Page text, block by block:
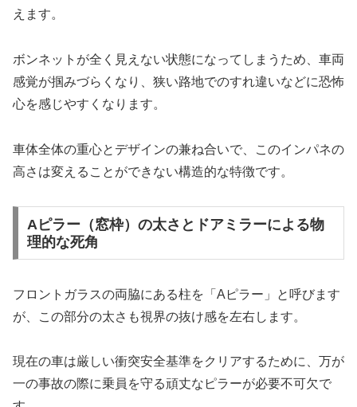
えます。
ボンネットが全く見えない状態になってしまうため、車両
感覚が掴みづらくなり、狭い路地でのすれ違いなどに恐怖
心を感じやすくなります。
車体全体の重心とデザインの兼ね合いで、このインパネの
高さは変えることができない構造的な特徴です。
Aピラー（窓枠）の太さとドアミラーによる物
理的な死角
フロントガラスの両脇にある柱を「Aピラー」と呼びます
が、この部分の太さも視界の抜け感を左右します。
現在の車は厳しい衝突安全基準をクリアするために、万が
一の事故の際に乗員を守る頑丈なピラーが必要不可欠で